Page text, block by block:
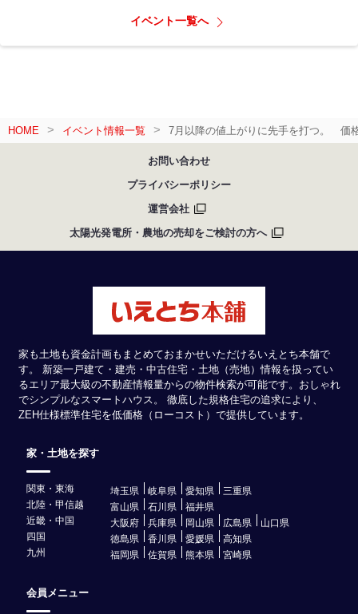
イベント一覧へ
HOME イベント情報一覧 7月以降の値上がりに先手を打つ。 価
お問い合わせ
プライバシーポリシー
運営会社
太陽光発電所・農地の売却をご検討の方へ
家も土地も資金計画もまとめておまかせいただけるいえとち本舗で
す。 新築一戸建て・建売・中古住宅・土地（売地）情報を扱ってい
るエリア最大級の不動産情報量からの物件検索が可能です。おしゃれ
でシンプルなスマートハウス。 徹底した規格住宅の追求により、
ZEH仕様標準住宅を低価格（ローコスト）で提供しています。
家・土地を探す
関東・東海 埼玉県 岐阜県 愛知県
三重県
北陸・甲信越
富山県 石川県
福井県
近畿・中国
大阪府 兵庫県 岡山県 広島県
山口県
四国
徳島県 香川県 愛媛県
高知県
九州
福岡県 佐賀県 熊本県 宮崎県
会員メニュー